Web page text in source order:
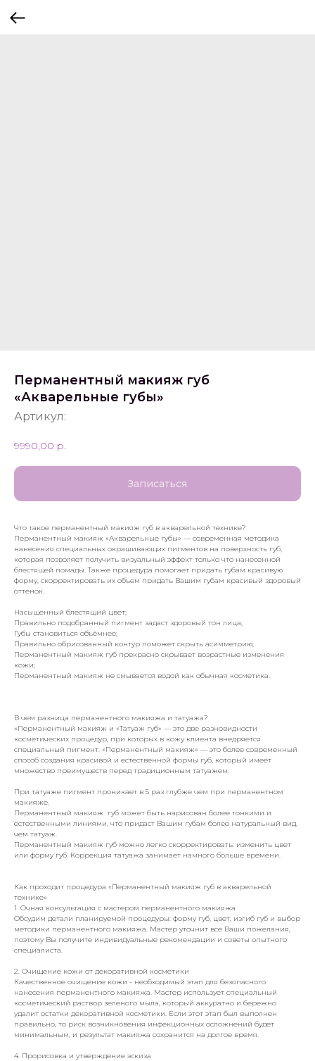
Перманентный макияж губ
«Акварельные губы»
Артикул:
9990,00 р.
Записаться
Что такое перманентный макияж губ в акварельной технике?
Перманентный макияж «Акварельные губы» — современная методика
нанесения специальных окрашивающих пигментов на поверхность губ,
которая позволяет получить визуальный эффект только что нанесенной
блестящей помады. Также процедура помогает придать губам красивую
форму, скорректировать их объем придать Вашим губам красивый здоровый
оттенок.
Насыщенный блестящий цвет;
Правильно подобранный пигмент задаст здоровый тон лица;
Губы становиться объёмнее;
Правильно обрисованный контур поможет скрыть асимметрию;
Перманентный макияж губ прекрасно скрывает возрастные изменения
кожи;
Перманентный макияж не смывается водой как обычная косметика.
В чем разница перманентного макияжа и татуажа?
«Перманентный макияж и «Татуаж губ» — это две разновидности
косметических процедур, при которых в кожу клиента внедряется
специальный пигмент. «Перманентный макияж» — это более современный
способ создания красивой и естественной формы губ, который имеет
множество преимуществ перед традиционным татуажем.
При татуаже пигмент проникает в 5 раз глубже чем при перманентном
макияже.
Перманентный макияж губ может быть нарисован более тонкими и
естественными линиями, что придаст Вашим губам более натуральный вид,
чем татуаж.
Перманентный макияж губ можно легко скорректировать: изменить цвет
или форму губ. Коррекция татуажа занимает намного больше времени.
Как проходит процедура «Перманентный макияж губ в акварельной
технике»
1. Очная консультация с мастером перманентного макияжа
Обсудим детали планируемой процедуры: форму губ, цвет, изгиб губ и выбор
методики перманентного макияжа. Мастер уточнит все Ваши пожелания,
поэтому Вы получите индивидуальные рекомендации и советы опытного
специалиста.
2. Очищение кожи от декоративной косметики
Качественное очищение кожи - необходимый этап для безопасного
нанесения перманентного макияжа. Мастер использует специальный
косметический раствор зеленого мыла, который аккуратно и бережно
удалит остатки декоративной косметики. Если этот этап был выполнен
правильно, то риск возникновения инфекционных осложнений будет
минимальным, и результат макияжа сохранится на долгое время.
4. Прорисовка и утверждение эскиза